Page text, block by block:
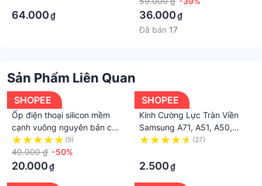
SHOP SAIGON TECH XIN CHÂN THÀNH CẢM ƠN
QUÝ KHÁCH ĐÃ TIN TƯỞNG VÀ MUA SẮM TRONG
siêu tốt
64.000₫ 36.000₫
Đã bán 17
Sản Phẩm Liên Quan
SHOPEE
Ốp điện thoại silicon mềm
cạnh vuông nguyên bản cho
Redmi Note 11 11S 11T 11E
Pro Plus Pro + CHINA 5G 4G
2022
(9)
40.000 ₫ -50%
20.000₫
SHOPEE
Kính Cường Lực Tràn Viền
Samsung A71, A51, A50,
A30, A21s, A20s, A20, A10,
Plus, A7, A9 2018
(27)
2.500₫